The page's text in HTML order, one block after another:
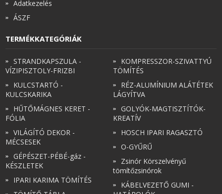
Adatkezelés
ÁSZF
TERMÉKKATEGÓRIÁK
STRANDKAPSZULA -
VÍZIPISZTOLY-FRIZBI
KULCSTARTÓ -
KULCSKARIKA
HŰTŐMÁGNES KERET -
FÓLIA
VILÁGÍTÓ DEKOR -
MÉCSESEK
GÉPÉSZET-PÉBÉ-gáz -
KÉSZLETEK
IPARI KARIMA TÖMÍTÉS
KOMPRESSZOR-SZIVATTYÚ
TÖMÍTÉS
RÉZ-ALUMÍNIUM ALÁTÉTEK
LÁGYÍTVA
GOLYÓK-MAGTISZTÍTÓK-
KREATÍV
HOSCH IPARI RAGASZTÓ
O-GYŰRŰ
Zsinór Körszelvényű
tömítőzsinórok
KÁBELVEZETŐ GUMI -